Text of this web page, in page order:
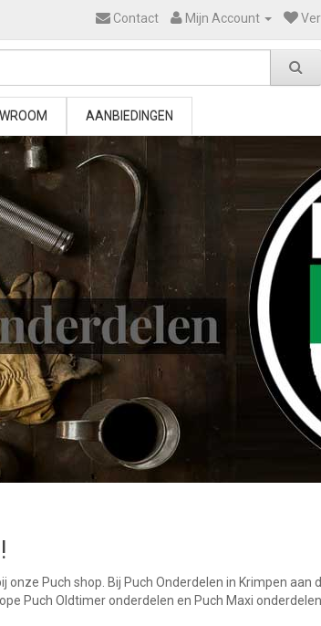
Contact Mijn Account
AANBIEDINGEN
Puch shop. Bij Puch Onderdelen in Krimpen
Puch Oldtimer onderdelen en Puch Maxi